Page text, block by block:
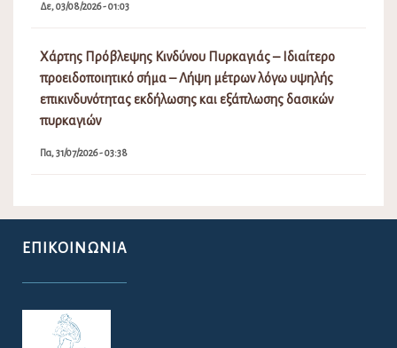
Δε, 03/08/2026 - 01:03
Χάρτης Πρόβλεψης Κινδύνου Πυρκαγιάς – Ιδιαίτερο
προειδοποιητικό σήμα – Λήψη μέτρων λόγω υψηλής
επικινδυνότητας εκδήλωσης και εξάπλωσης δασικών
πυρκαγιών
Πα, 31/07/2026 - 03:38
ΕΠΙΚΟΙΝΩΝΊΑ